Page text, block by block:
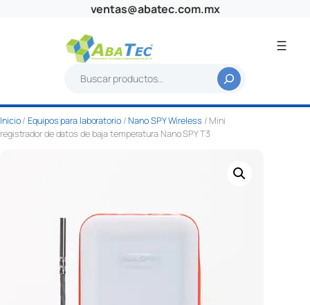
ventas@abatec.com.mx
s
c
a
Inicio/Equipos para laboratorio/Nano SPY Wireless / Mini
registrador de datos de baja temperatura Nano SPY T3